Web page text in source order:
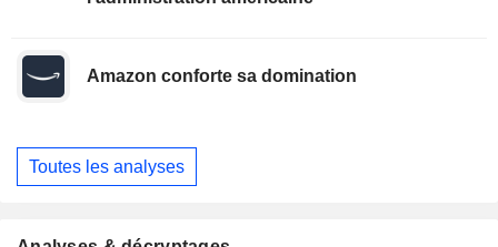
Amazon conforte sa domination
Toutes les analyses